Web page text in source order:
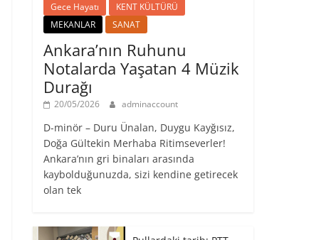
Gece Hayatı
KENT KÜLTÜRÜ
MEKANLAR
SANAT
Ankara’nın Ruhunu
Notalarda Yaşatan 4 Müzik
Durağı
20/05/2026 adminaccount
D-minör – Duru Ünalan, Duygu Kayğısız,
Doğa Gültekin Merhaba Ritimseverler!
Ankara’nın gri binaları arasında
kaybolduğunuzda, sizi kendine getirecek
olan tek